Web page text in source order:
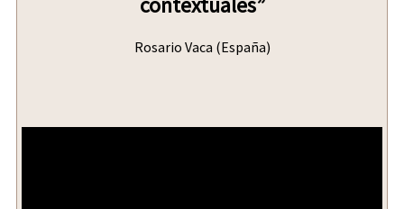
Rosario Vaca (España)